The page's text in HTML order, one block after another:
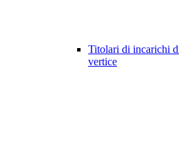
Titolari di incarichi
vertice